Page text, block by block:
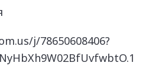
j/78650608406?